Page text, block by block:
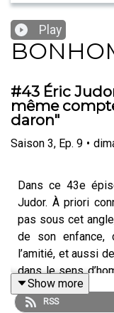
Play
#43 Éric
même
daron"
Saison 3, Ep. 9 •
Dans ce 43e
Judor. À priori
pas sous cet
de son enfance,
l’amitié, et aussi
dans le sens
vrai méchant, ça
de Jean-
Show more
RSS